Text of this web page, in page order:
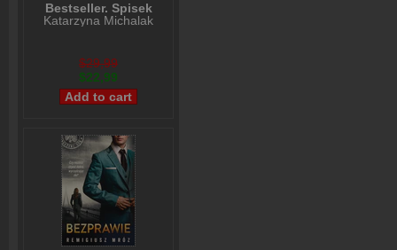
Bestseller. Spisek
Katarzyna Michalak
$29,99
$22,99